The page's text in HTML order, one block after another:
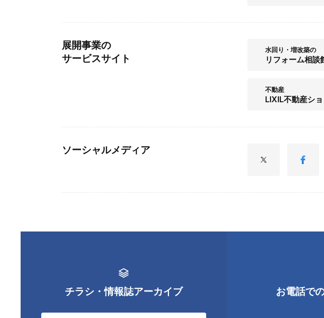
展開事業の
サービスサイト
水回り・増改築の
リフォーム相談
不動産
LIXIL不動産シ
ソーシャルメディア
チラシ・情報誌アーカイブ お電話で